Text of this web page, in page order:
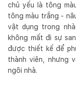
chủ yếu là tông
tông màu trắng -
vật dụng trong
không mất đi sự
được thiết kế để
thành viên, nhưng
ngôi nhà.